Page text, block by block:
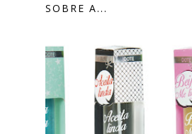
SOBRE A...